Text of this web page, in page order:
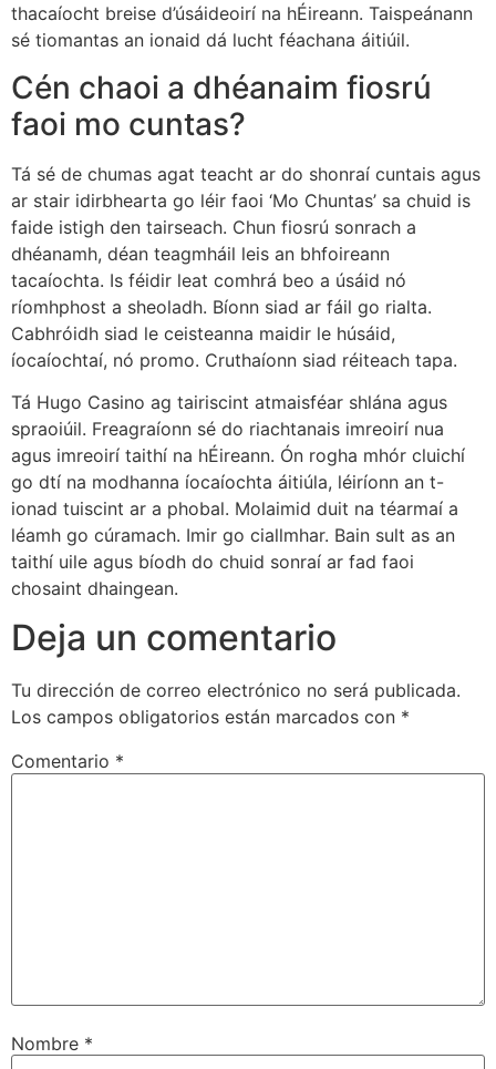
thacaíocht breise d’úsáideoirí na hÉireann. Taispeánann
sé tiomantas an ionaid dá lucht féachana áitiúil.
Cén chaoi a dhéanaim fiosrú
faoi mo cuntas?
Tá sé de chumas agat teacht ar do shonraí cuntais agus
ar stair idirbhearta go léir faoi ‘Mo Chuntas’ sa chuid is
faide istigh den tairseach. Chun fiosrú sonrach a
dhéanamh, déan teagmháil leis an bhfoireann
tacaíochta. Is féidir leat comhrá beo a úsáid nó
ríomhphost a sheoladh. Bíonn siad ar fáil go rialta.
Cabhróidh siad le ceisteanna maidir le húsáid,
íocaíochtaí, nó promo. Cruthaíonn siad réiteach tapa.
Tá Hugo Casino ag tairiscint atmaisféar shlána agus
spraoiúil. Freagraíonn sé do riachtanais imreoirí nua
agus imreoirí taithí na hÉireann. Ón rogha mhór cluichí
go dtí na modhanna íocaíochta áitiúla, léiríonn an t-
ionad tuiscint ar a phobal. Molaimid duit na téarmaí a
léamh go cúramach. Imir go ciallmhar. Bain sult as an
taithí uile agus bíodh do chuid sonraí ar fad faoi
chosaint dhaingean.
Deja un comentario
Tu dirección de correo electrónico no será publicada.
Los campos obligatorios están marcados con *
Comentario *
Nombre *